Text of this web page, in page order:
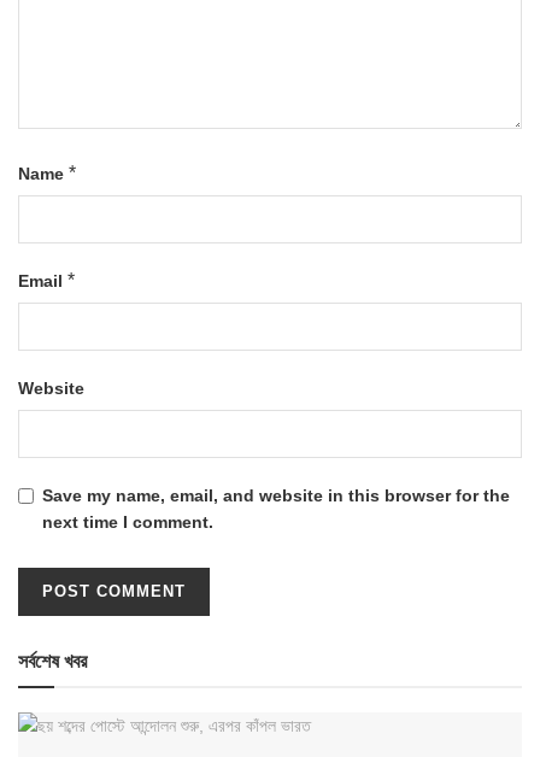
Name *
Email *
Website
Save my name, email, and website in this browser for the
next time I comment.
সর্বশেষ খবর